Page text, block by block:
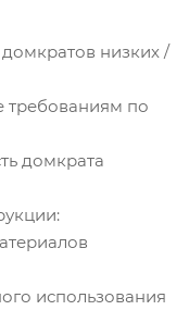
низких /
требованиям по
домкрата
использования